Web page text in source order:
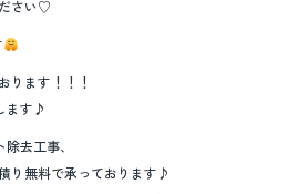
さい♡
ります！！！
ます♪
去工事、
り無料で承っております♪